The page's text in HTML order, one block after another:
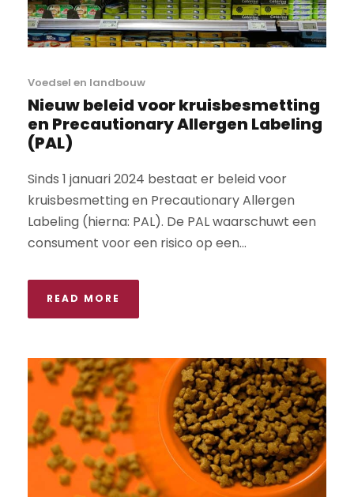
Voedsel en landbouw
Nieuw beleid voor kruisbesmetting
en Precautionary Allergen Labeling
(PAL)
Sinds 1 januari 2024 bestaat er beleid voor
kruisbesmetting en Precautionary Allergen
Labeling (hierna: PAL). De PAL waarschuwt een
consument voor een risico op een...
READ MORE